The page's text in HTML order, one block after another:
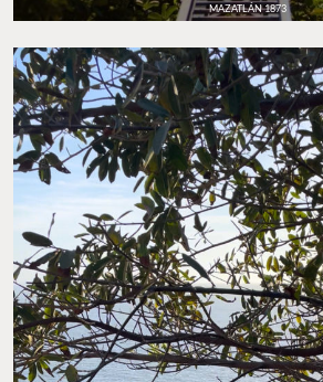
PARA LLEGAR AL MUSEO HAY QUE SUBIR POR UN
MAZATLÁN 1873